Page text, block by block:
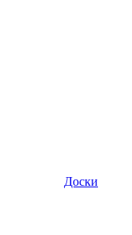
Доски